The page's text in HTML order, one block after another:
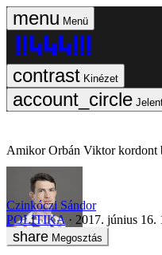
Menü
Kinézet
Amikor Orbán Viktor kordont
Czinkóczi Sándor
POLITIKA
2017. június 16.
Megosztás